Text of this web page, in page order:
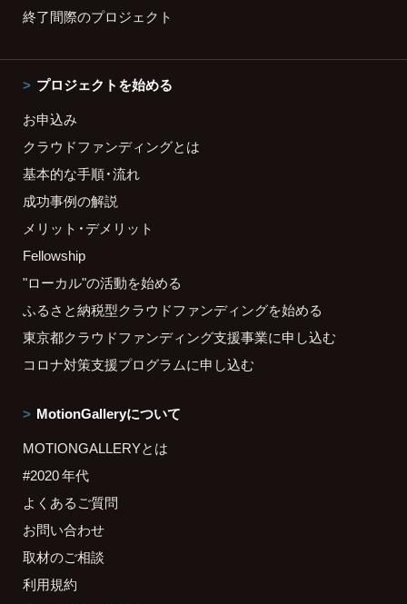
終了間際のプロジェクト
プロジェクトを始める
お申込み
クラウドファンディングとは
基本的な手順・流れ
成功事例の解説
メリット・デメリット
Fellowship
"ローカル"の活動を始める
ふるさと納税型クラウドファンディングを始める
東京都クラウドファンディング支援事業に申し込む
コロナ対策支援プログラムに申し込む
MotionGalleryについて
MOTIONGALLERYとは
#2020 年代
よくあるご質問
お問い合わせ
取材のご相談
利用規約